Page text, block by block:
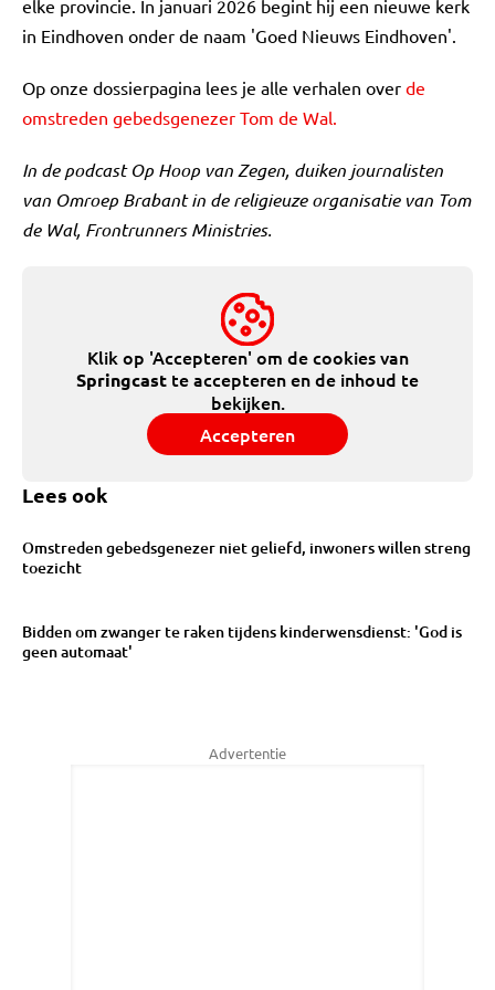
elke provincie. In januari 2026 begint hij een nieuwe kerk
in Eindhoven onder de naam 'Goed Nieuws Eindhoven'.
Op onze dossierpagina lees je alle verhalen over de
omstreden gebedsgenezer Tom de Wal.
In de podcast Op Hoop van Zegen, duiken journalisten
van Omroep Brabant in de religieuze organisatie van Tom
de Wal, Frontrunners Ministries.
Klik op 'Accepteren' om de cookies van
Springcast te accepteren en de inhoud te
bekijken.
Accepteren
Lees ook
Omstreden gebedsgenezer niet geliefd, inwoners willen streng
toezicht
Bidden om zwanger te raken tijdens kinderwensdienst: 'God is
geen automaat'
Advertentie